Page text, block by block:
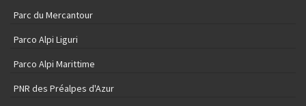
Parc du Mercantour
Parco Alpi Liguri
Parco Alpi Marittime
PNR des Préalpes d'Azur